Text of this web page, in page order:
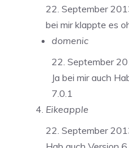
22. September
bei mir klappte es
domenic
22. September
Ja bei mir auch
7.0.1
Eikeapple
22. September